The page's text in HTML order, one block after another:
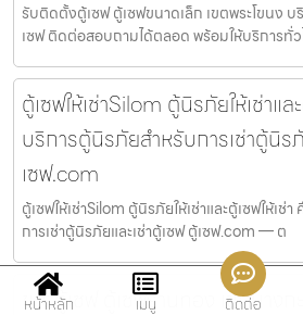
รับติดตั้งตู้เซฟ ตู้เซฟขนาดเล็ก เขตพระโขนง
เซฟ ติดต่อสอบถามได้ตลอด พร้อมให้บริการทั่ว
ตู้เซฟให้เช่าSilom ตู้นิรภัยให้เช่าแล
บริการตู้นิรภัยสำหรับการเช่าตู้นิร
เซฟ.com
ตู้เซฟให้เช่าSilom ตู้นิรภัยให้เช่าและตู้เซฟให้เ
การเช่าตู้นิรภัยและเช่าตู้เซฟ ตู้เซฟ.com — ต
ขายตู้เซฟ ตู้เซฟร้านทอง เขตบาง
หน้าหลัก เมนู ติดต่อ